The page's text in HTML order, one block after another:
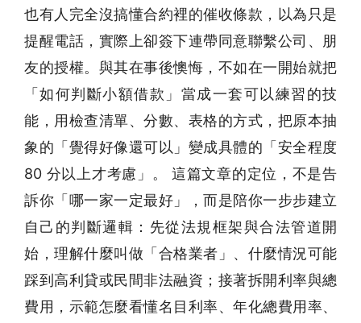
也有人完全沒搞懂合約裡的催收條款，以為只是
提醒電話，實際上卻簽下連帶同意聯繫公司、朋
友的授權。與其在事後懊悔，不如在一開始就把
「如何判斷小額借款」當成一套可以練習的技
能，用檢查清單、分數、表格的方式，把原本抽
象的「覺得好像還可以」變成具體的「安全程度
80 分以上才考慮」。 這篇文章的定位，不是告
訴你「哪一家一定最好」，而是陪你一步步建立
自己的判斷邏輯：先從法規框架與合法管道開
始，理解什麼叫做「合格業者」、什麼情況可能
踩到高利貸或民間非法融資；接著拆開利率與總
費用，示範怎麼看懂名目利率、年化總費用率、